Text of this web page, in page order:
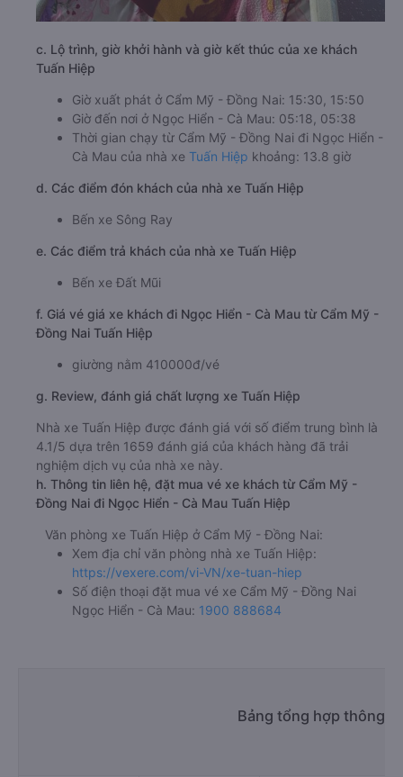
c. Lộ trình, giờ khởi hành và giờ kết thúc của xe khách
Tuấn Hiệp
Giờ xuất phát ở Cẩm Mỹ - Đồng Nai: 15:30, 15:50
Giờ đến nơi ở Ngọc Hiển - Cà Mau: 05:18, 05:38
Thời gian chạy từ Cẩm Mỹ - Đồng Nai đi Ngọc Hiển -
Cà Mau của nhà xe Tuấn Hiệp khoảng: 13.8 giờ
d. Các điểm đón khách của nhà xe Tuấn Hiệp
Bến xe Sông Ray
e. Các điểm trả khách của nhà xe Tuấn Hiệp
Bến xe Đất Mũi
f. Giá vé giá xe khách đi Ngọc Hiển - Cà Mau từ Cẩm Mỹ -
Đồng Nai Tuấn Hiệp
giường nằm 410000đ/vé
g. Review, đánh giá chất lượng xe Tuấn Hiệp
Nhà xe Tuấn Hiệp được đánh giá với số điểm trung bình là
4.1/5 dựa trên 1659 đánh giá của khách hàng đã trải
nghiệm dịch vụ của nhà xe này.
h. Thông tin liên hệ, đặt mua vé xe khách từ Cẩm Mỹ -
Đồng Nai đi Ngọc Hiển - Cà Mau Tuấn Hiệp
Văn phòng xe Tuấn Hiệp ở Cẩm Mỹ - Đồng Nai:
Xem địa chỉ văn phòng nhà xe Tuấn Hiệp:
https://vexere.com/vi-VN/xe-tuan-hiep
Số điện thoại đặt mua vé xe Cẩm Mỹ - Đồng Nai
Ngọc Hiển - Cà Mau: 1900 888684
Bảng tổng hợp thông